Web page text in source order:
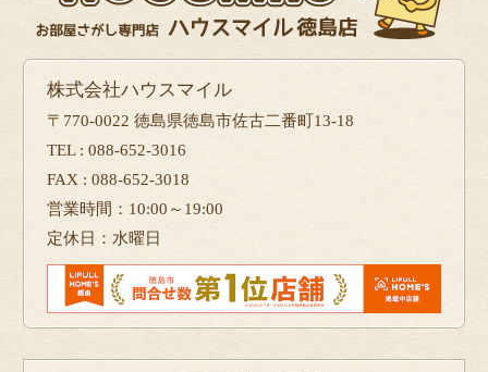
株式会社ハウスマイル
〒770-0022 徳島県徳島市佐古二番町13-18
TEL : 088-652-3016
FAX : 088-652-3018
営業時間：10:00～19:00
定休日：水曜日